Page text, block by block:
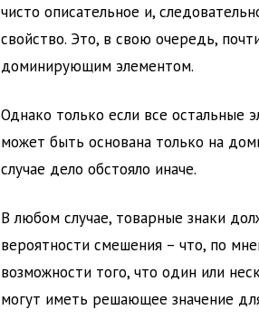
чисто описательное и,
свойство. Это, в свою очередь,
доминирующим элементом.
Однако только если все остальные
может быть основана только на
случае дело обстояло иначе.
В любом случае, товарные знаки
вероятности смешения – что, по
возможности того, что один или
могут иметь решающее значение